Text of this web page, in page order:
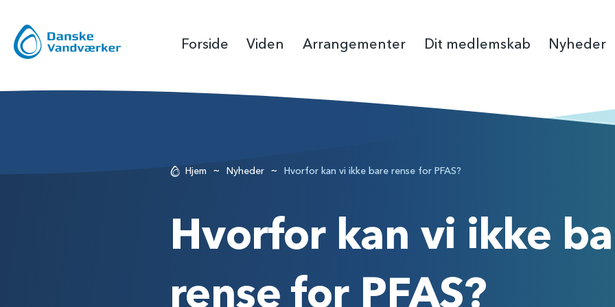
Forside Viden Arrangementer Dit medlemskab
Forsikringer
Nyheder
Nyhedsbreve
Hjem ~ Nyheder ~ Hvorfor kan vi ikke bare rense for PFAS?
Hvorfor kan vi ikke
rense for PFAS?